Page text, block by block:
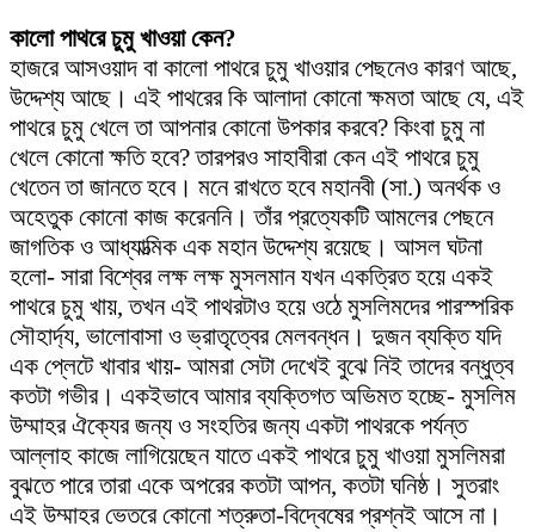
কালো পাথরে চুমু খাওয়া কেন?
হাজরে আসওয়াদ বা কালো পাথরে চুমু খাওয়ার পেছনেও কারণ আছে,
উদ্দেশ্য আছে। এই পাথরের কি আলাদা কোনো ক্ষমতা আছে যে, এই
পাথরে চুমু খেলে তা আপনার কোনো উপকার করবে? কিংবা চুমু না
খেলে কোনো ক্ষতি হবে? তারপরও সাহাবীরা কেন এই পাথরে চুমু
খেতেন তা জানতে হবে। মনে রাখতে হবে মহানবী (সা.) অনর্থক ও
অহেতুক কোনো কাজ করেননি। তাঁর প্রত্যেকটি আমলের পেছনে
জাগতিক ও আধ্যাত্মিক এক মহান উদ্দেশ্য রয়েছে। আসল ঘটনা
হলো- সারা বিশ্বের লক্ষ লক্ষ মুসলমান যখন একত্রিত হয়ে একই
পাথরে চুমু খায়, তখন এই পাথরটাও হয়ে ওঠে মুসলিমদের পারস্পরিক
সৌহার্দ্য, ভালোবাসা ও ভ্রাতৃত্বের মেলবন্ধন। দুজন ব্যক্তি যদি
এক প্লেটে খাবার খায়- আমরা সেটা দেখেই বুঝে নিই তাদের বন্ধুত্ব
কতটা গভীর। একইভাবে আমার ব্যক্তিগত অভিমত হচ্ছে- মুসলিম
উম্মাহর ঐক্যের জন্য ও সংহতির জন্য একটা পাথরকে পর্যন্ত
আল্লাহ কাজে লাগিয়েছেন যাতে একই পাথরে চুমু খাওয়া মুসলিমরা
বুঝতে পারে তারা একে অপরের কতটা আপন, কতটা ঘনিষ্ঠ। সুতরাং
এই উম্মাহর ভেতরে কোনো শত্রুতা-বিদ্বেষের প্রশ্নই আসে না।